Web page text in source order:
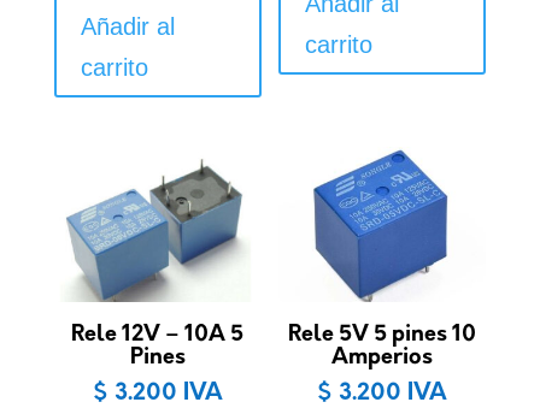
Añadir al
carrito
carrito
Rele 12V – 10A 5
Pines
$ 3.200 IVA
Rele 5V 5 pines 10
Amperios
$ 3.200 IVA